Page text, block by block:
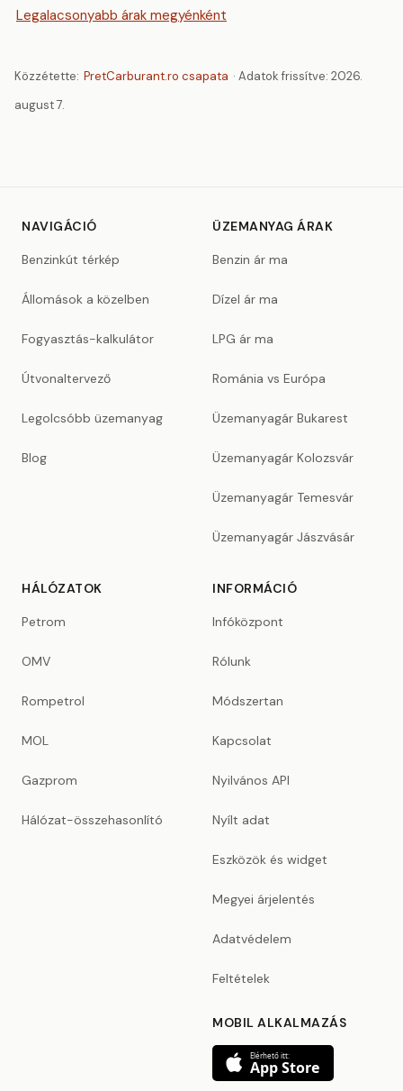
Legalacsonyabb árak megyénként
Közzétette: PretCarburant.ro csapata · Adatok frissítve: 2026.
august 7.
NAVIGÁCIÓ
Benzinkút térkép
Állomások a közelben
Fogyasztás-kalkulátor
Útvonaltervező
Legolcsóbb üzemanyag
Blog
ÜZEMANYAG ÁRAK
Benzin ár ma
Dízel ár ma
LPG ár ma
Románia vs Európa
Üzemanyagár Bukarest
Üzemanyagár Kolozsvár
Üzemanyagár Temesvár
Üzemanyagár Jászvásár
HÁLÓZATOK
Petrom
OMV
Rompetrol
MOL
Gazprom
Hálózat-összehasonlító
INFORMÁCIÓ
Infóközpont
Rólunk
Módszertan
Kapcsolat
Nyilvános API
Nyílt adat
Eszközök és widget
Megyei árjelentés
Adatvédelem
Feltételek
MOBIL ALKALMAZÁS
Elérhető itt:
App Store